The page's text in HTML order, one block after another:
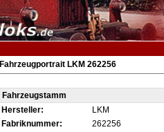
Fahrzeugportrait LKM 262256
Fahrzeugstamm
Hersteller:
LKM
Fabriknummer:
262256